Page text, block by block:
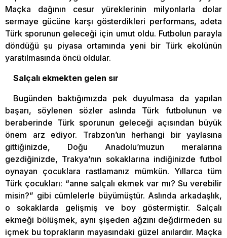
Maçka dağının cesur yüreklerinin milyonlarla dolar
sermaye gücüne karşı gösterdikleri performans, adeta
Türk sporunun geleceği için umut oldu. Futbolun parayla
döndüğü şu piyasa ortamında yeni bir Türk ekolünün
yaratılmasında öncü oldular.
Salçalı ekmekten gelen sır
Bugünden baktığımızda pek duyulmasa da yapılan
başarı, söylenen sözler aslında Türk futbolunun ve
beraberinde Türk sporunun geleceği açısından büyük
önem arz ediyor. Trabzon’un herhangi bir yaylasına
gittiğinizde, Doğu Anadolu’muzun meralarına
gezdiğinizde, Trakya’nın sokaklarına indiğinizde futbol
oynayan çocuklara rastlamanız mümkün. Yıllarca tüm
Türk çocukları: “anne salçalı ekmek var mı? Su verebilir
misin?” gibi cümlelerle büyümüştür. Aslında arkadaşlık,
o sokaklarda gelişmiş ve boy göstermiştir. Salçalı
ekmeği bölüşmek, aynı şişeden ağzını değdirmeden su
içmek bu toprakların mayasındaki güzel anılardır. Maçka